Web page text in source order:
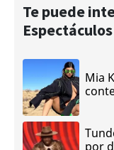
Te puede
Espectáculos
Mia
por